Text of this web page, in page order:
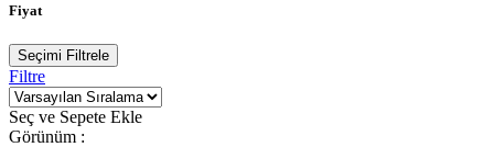
Fiyat
Seçimi Filtrele
Filtre
Seç ve Sepete Ekle
Görünüm :